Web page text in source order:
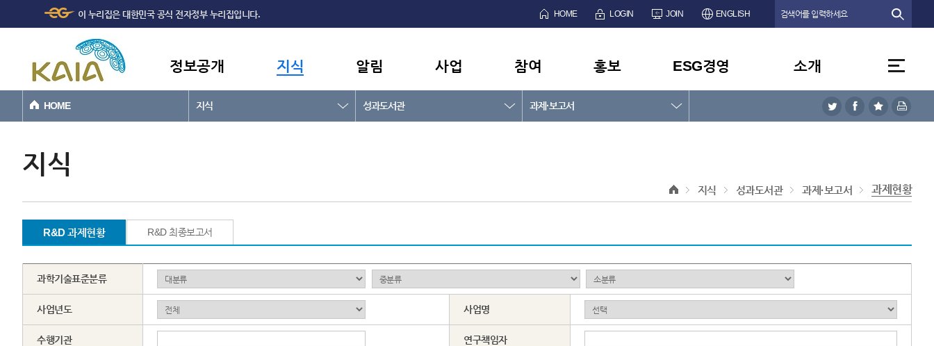
본문바로가기
이 누리집은 대한민국 공식 전자정부 누리집입니다. HOME LOGIN JOIN ENGLISH
정보공개 지식 알림 사업 참여 홍보 ESG경영 소개
HOME 지식 성과도서관 과제·보고서
지식
지식 성과도서관 과제·보고서 과제현황
R&D 과제현황 R&D 최종보고서
과학기술표준분류
사업년도 사업명
수행기관 연구책임자